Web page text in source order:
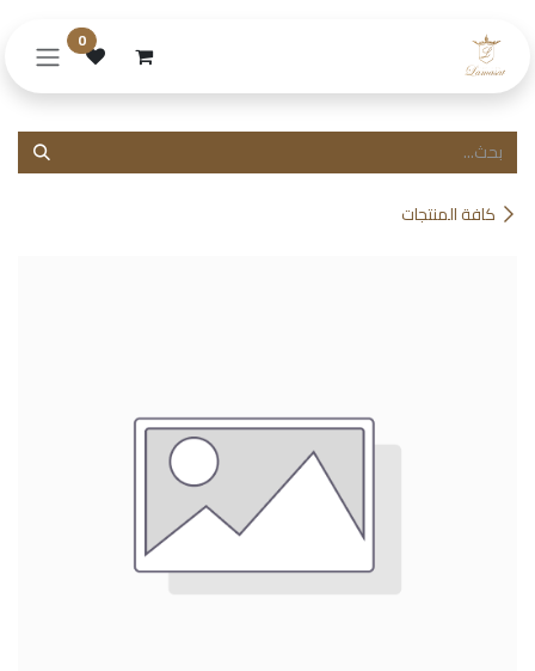
0
كافة المنتجات